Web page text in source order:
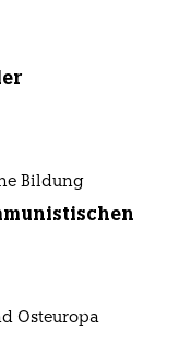
Bildung
Osteuropa